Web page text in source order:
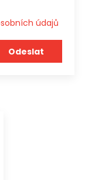
údajů